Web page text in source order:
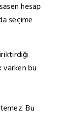
hesap
seçime
varken bu
Bu